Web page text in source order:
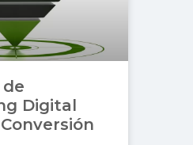
de
Digital